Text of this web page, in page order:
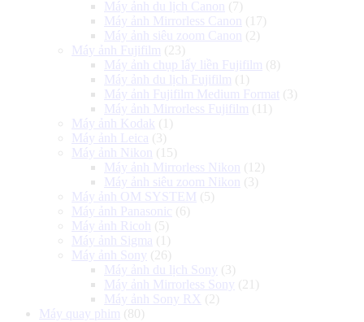
Máy ảnh du lịch Canon
(7)
Máy ảnh Mirrorless Canon
(17)
Máy ảnh siêu zoom Canon
(2)
Máy ảnh Fujifilm (23)
Máy ảnh chụp lấy liền Fujifilm (8)
Máy ảnh du lịch Fujifilm (1)
Máy ảnh Fujifilm Medium Format (3)
Máy ảnh Mirrorless Fujifilm (11)
Máy ảnh Kodak (1)
Máy ảnh Leica (3)
Máy ảnh Nikon
(15)
Máy ảnh Mirrorless Nikon
(12)
Máy ảnh siêu zoom Nikon
(3)
Máy ảnh OM SYSTEM (5)
Máy ảnh Panasonic (6)
Máy ảnh Ricoh
(5)
Máy ảnh Sigma (1)
Máy ảnh Sony (26)
Máy ảnh du lịch Sony (3)
Máy ảnh Mirrorless Sony (21)
Máy ảnh Sony RX (2)
Máy quay phim (80)